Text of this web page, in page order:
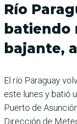
Río
batiendo
bajante,
El río Paraguay
este lunes y batió
Puerto de
Dirección de